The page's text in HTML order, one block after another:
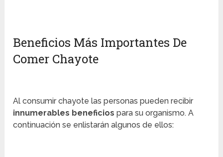
Beneficios Más Importantes De
Comer Chayote
Al consumir chayote las personas pueden recibir
innumerables beneficios para su organismo. A
continuación se enlistarán algunos de ellos: